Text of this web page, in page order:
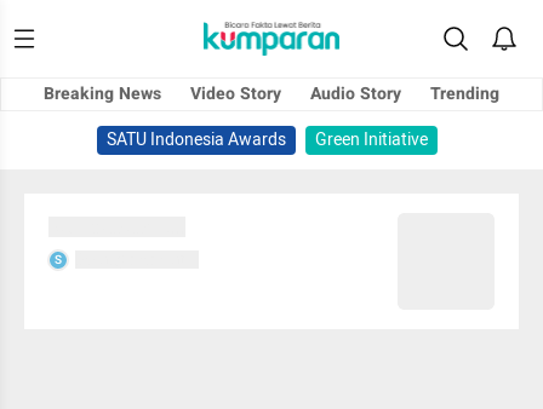
Breaking News Video Story Audio Story
Trending
SATU Indonesia Awards
Green Initiative
S